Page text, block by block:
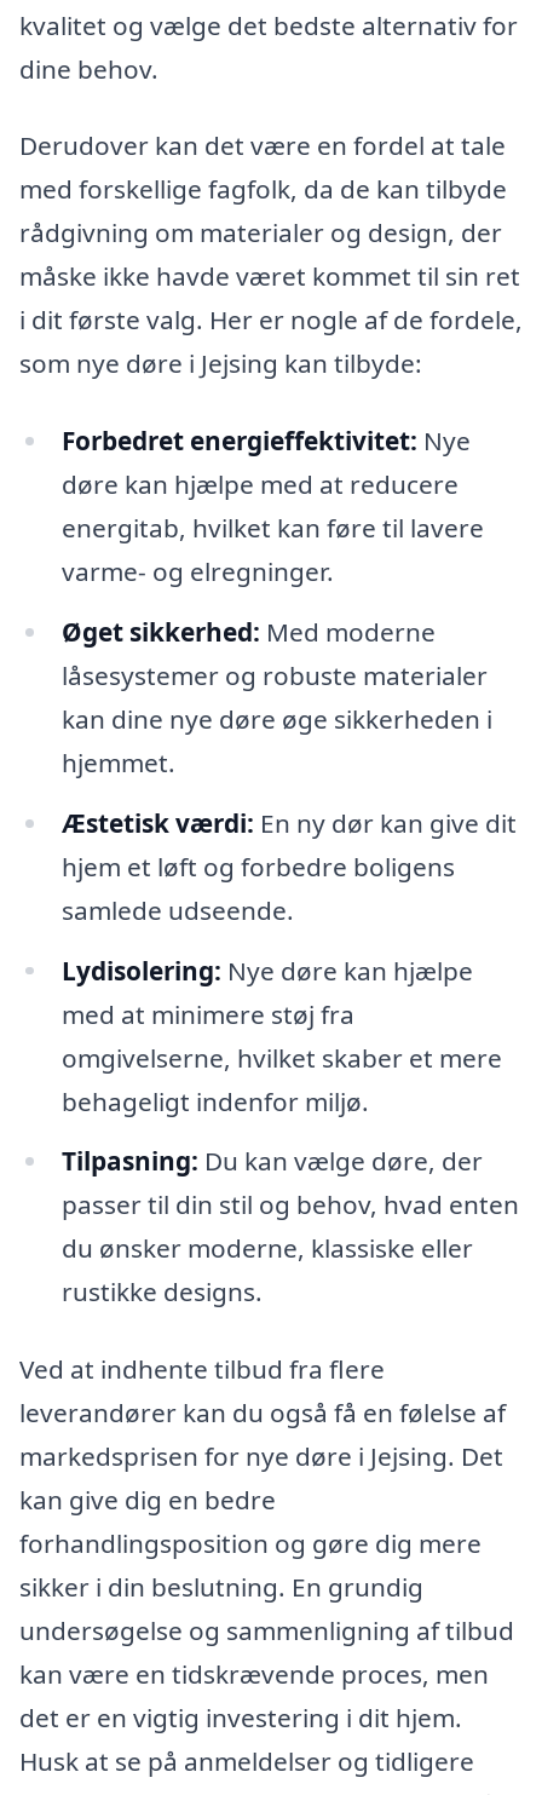
kvalitet og vælge det bedste alternativ for
dine behov.
Derudover kan det være en fordel at tale
med forskellige fagfolk, da de kan tilbyde
rådgivning om materialer og design, der
måske ikke havde været kommet til sin ret
i dit første valg. Her er nogle af de fordele,
som nye døre i Jejsing kan tilbyde:
Forbedret energieffektivitet: Nye
døre kan hjælpe med at reducere
energitab, hvilket kan føre til lavere
varme- og elregninger.
Øget sikkerhed: Med moderne
låsesystemer og robuste materialer
kan dine nye døre øge sikkerheden i
hjemmet.
Æstetisk værdi: En ny dør kan give dit
hjem et løft og forbedre boligens
samlede udseende.
Lydisolering: Nye døre kan hjælpe
med at minimere støj fra
omgivelserne, hvilket skaber et mere
behageligt indenfor miljø.
Tilpasning: Du kan vælge døre, der
passer til din stil og behov, hvad enten
du ønsker moderne, klassiske eller
rustikke designs.
Ved at indhente tilbud fra flere
leverandører kan du også få en følelse af
markedsprisen for nye døre i Jejsing. Det
kan give dig en bedre
forhandlingsposition og gøre dig mere
sikker i din beslutning. En grundig
undersøgelse og sammenligning af tilbud
kan være en tidskrævende proces, men
det er en vigtig investering i dit hjem.
Husk at se på anmeldelser og tidligere